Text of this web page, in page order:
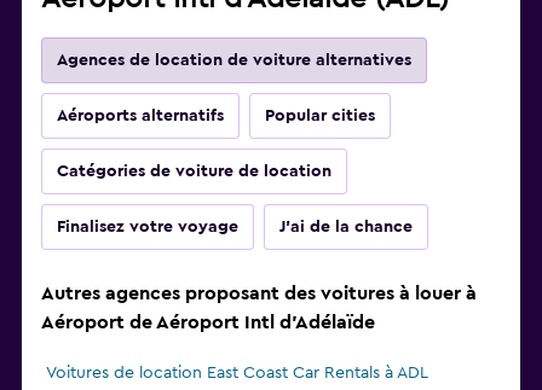
Agences de location de voiture alternatives
Aéroports alternatifs Popular cities
Catégories de voiture de location
Finalisez votre voyage J'ai de la chance
Autres agences proposant des voitures à louer à
Aéroport de Aéroport Intl d'Adélaïde
Voitures de location East Coast Car Rentals à ADL